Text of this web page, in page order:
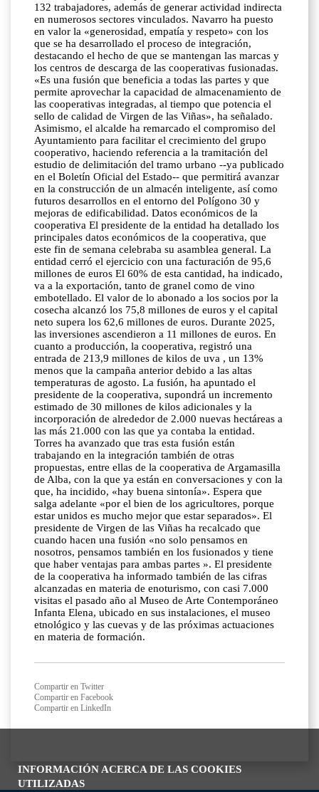
INFORMACIÓN ACERCA DE LAS COOKIES
UTILIZADAS
132 trabajadores, además de generar actividad indirecta
en numerosos sectores vinculados. Navarro ha puesto
en valor la «generosidad, empatía y respeto» con los
que se ha desarrollado el proceso de integración,
destacando el hecho de que se mantengan las marcas y
los centros de descarga de las cooperativas fusionadas.
«Es una fusión que beneficia a todas las partes y que
permite aprovechar la capacidad de almacenamiento de
las cooperativas integradas, al tiempo que potencia el
sello de calidad de Virgen de las Viñas», ha señalado.
Asimismo, el alcalde ha remarcado el compromiso del
Ayuntamiento para facilitar el crecimiento del grupo
cooperativo, haciendo referencia a la tramitación del
estudio de delimitación del tramo urbano --ya publicado
en el Boletín Oficial del Estado-- que permitirá avanzar
en la construcción de un almacén inteligente, así como
futuros desarrollos en el entorno del Polígono 30 y
mejoras de edificabilidad. Datos económicos de la
cooperativa El presidente de la entidad ha detallado los
principales datos económicos de la cooperativa, que
este fin de semana celebraba su asamblea general. La
entidad cerró el ejercicio con una facturación de 95,6
millones de euros El 60% de esta cantidad, ha indicado,
va a la exportación, tanto de granel como de vino
embotellado. El valor de lo abonado a los socios por la
cosecha alcanzó los 75,8 millones de euros y el capital
neto supera los 62,6 millones de euros. Durante 2025,
las inversiones ascendieron a 11 millones de euros. En
cuanto a producción, la cooperativa, registró una
entrada de 213,9 millones de kilos de uva , un 13%
menos que la campaña anterior debido a las altas
temperaturas de agosto. La fusión, ha apuntado el
presidente de la cooperativa, supondrá un incremento
estimado de 30 millones de kilos adicionales y la
incorporación de alrededor de 2.000 nuevas hectáreas a
las más 21.000 con las que ya contaba la entidad.
Torres ha avanzado que tras esta fusión están
trabajando en la integración también de otras
propuestas, entre ellas de la cooperativa de Argamasilla
de Alba, con la que ya están en conversaciones y con la
que, ha incidido, «hay buena sintonía». Espera que
salga adelante «por el bien de los agricultores, porque
estar unidos es mucho mejor que estar separados». El
presidente de Virgen de las Viñas ha recalcado que
cuando hacen una fusión «no solo pensamos en
nosotros, pensamos también en los fusionados y tiene
que haber ventajas para ambas partes ». El presidente
de la cooperativa ha informado también de las cifras
alcanzadas en materia de enoturismo, con casi 7.000
visitas el pasado año al Museo de Arte Contemporáneo
Infanta Elena, ubicado en sus instalaciones, el museo
etnológico y las cuevas y de las próximas actuaciones
en materia de formación.
Compartir en Twitter
Compartir en Facebook
Compartir en LinkedIn